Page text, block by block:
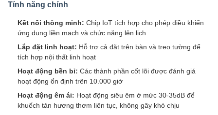
Tính năng chính
Kết nối thông minh: Chip IoT tích hợp cho phép điều khiển
ứng dụng liền mạch và chức năng lên lịch
Lắp đặt linh hoạt: Hỗ trợ cả đặt trên bàn và treo tường để
tích hợp nội thất linh hoạt
Hoạt động bền bỉ: Các thành phần cốt lõi được đánh giá
hoạt động ổn định trên 10.000 giờ
Hoạt động êm ái: Hoạt động siêu êm ở mức 30-35dB để
khuếch tán hương thơm liên tục, không gây khó chịu